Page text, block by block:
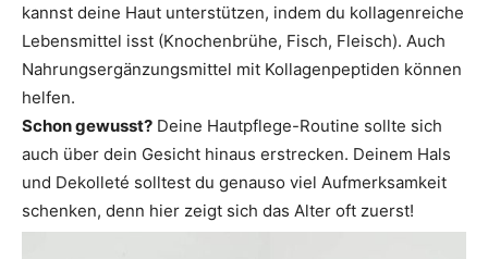
kannst deine Haut unterstützen, indem du kollagenreiche
Lebensmittel isst (Knochenbrühe, Fisch, Fleisch). Auch
Nahrungsergänzungsmittel mit Kollagenpeptiden können
helfen.
Schon gewusst? Deine Hautpflege-Routine sollte sich
auch über dein Gesicht hinaus erstrecken. Deinem Hals
und Dekolleté solltest du genauso viel Aufmerksamkeit
schenken, denn hier zeigt sich das Alter oft zuerst!